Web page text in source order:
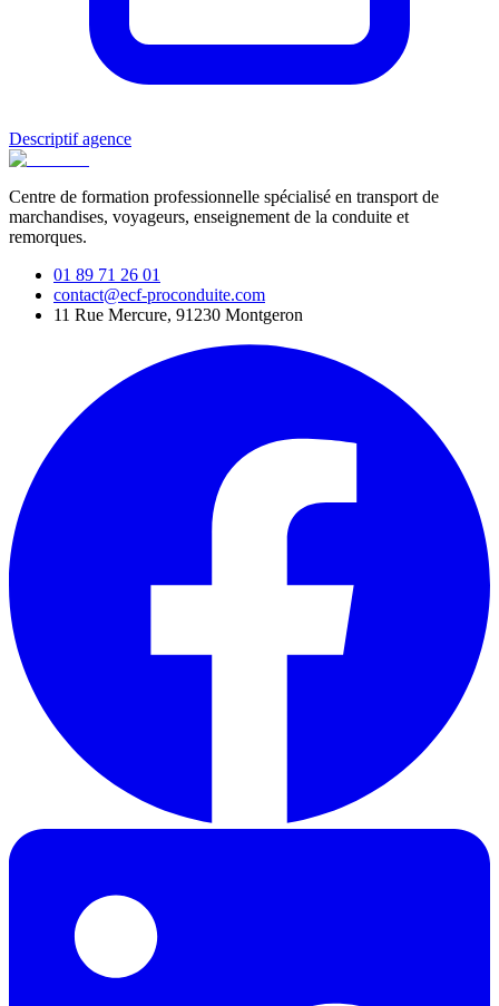
Descriptif agence
Centre de formation professionnelle spécialisé en transport de
marchandises, voyageurs, enseignement de la conduite et
remorques.
01 89 71 26 01
contact@ecf-proconduite.com
11 Rue Mercure, 91230 Montgeron